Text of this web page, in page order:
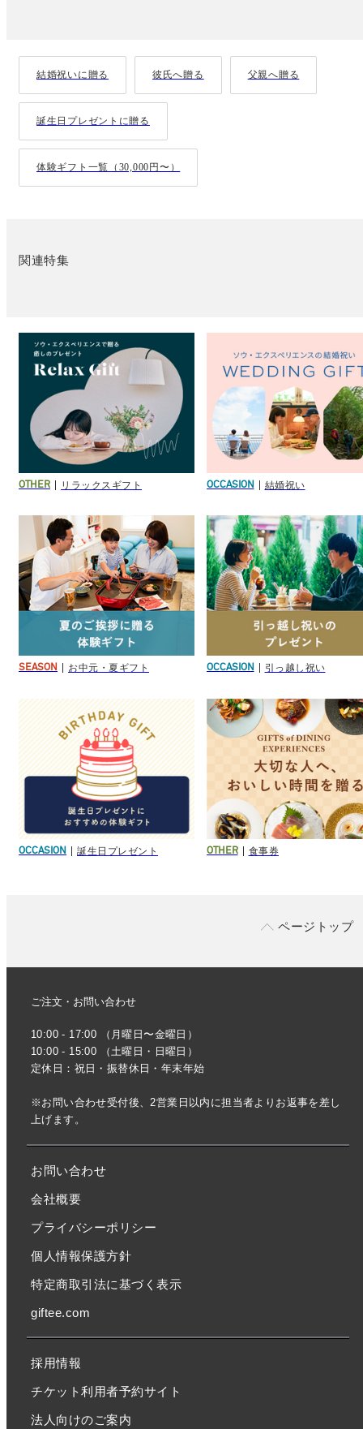
結婚祝いに贈る 彼氏へ贈る 父親へ贈る
誕生日プレゼントに贈る
体験ギフト一覧（30,000円〜）
関連特集
OTHER リラックスギフト OCCASION 結婚祝い
SEASON お中元・夏ギフト OCCASION 引っ越し祝い
OCCASION 誕生日プレゼント OTHER 食事券
ページトップ
ご注文・お問い合わせ
10:00 - 17:00 （月曜日〜金曜日）
10:00 - 15:00 （土曜日・日曜日）
定休日：祝日・振替休日・年末年始
※お問い合わせ受付後、2営業日以内に担当者よりお返事を差し
上げます。
お問い合わせ
会社概要
プライバシーポリシー
個人情報保護方針
特定商取引法に基づく表示
giftee.com
採用情報
チケット利用者予約サイト
法人向けのご案内